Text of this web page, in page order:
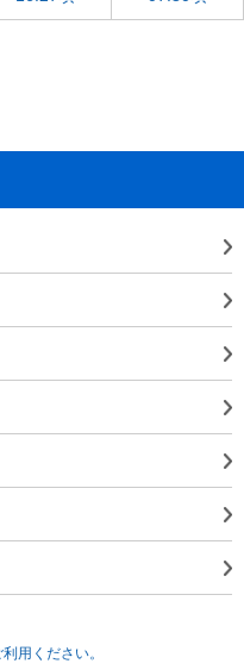
用ください。